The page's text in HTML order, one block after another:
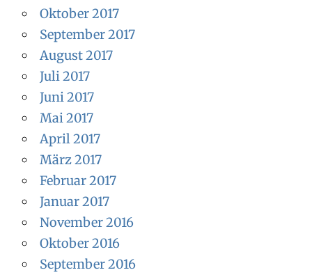
Oktober 2017
September 2017
August 2017
Juli 2017
Juni 2017
Mai 2017
April 2017
März 2017
Februar 2017
Januar 2017
November 2016
Oktober 2016
September 2016